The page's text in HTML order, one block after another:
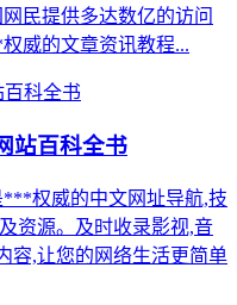
民提供多达数亿的访问
威的文章资讯教程...
站百科全书
***权威的中文网址导航,技
资源。及时收录影视,音
容,让您的网络生活更简单